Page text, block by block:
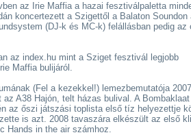
az Irie Maffia a hazai fesztiválpaletta
koncertezett a Szigettől a Balaton Soundon
(DJ-k és MC-k) felállásban pedig az
az index.hu mint a Sziget fesztivál legjobb
Maffia bulijáról.
(Fel a kezekkel!) lemezbemutatója
az A38 Hajón, telt házas bulival. A
az őszi játszási toplista első tíz helyezettje
is azt. 2008 tavaszára elkészült az első
Hands in the air számhoz.